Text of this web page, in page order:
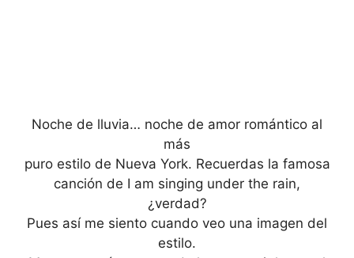
Noche de lluvia… noche de amor romántico al
más
puro estilo de Nueva York. Recuerdas la famosa
canción de I am singing under the rain,
¿verdad?
Pues así me siento cuando veo una imagen del
estilo.